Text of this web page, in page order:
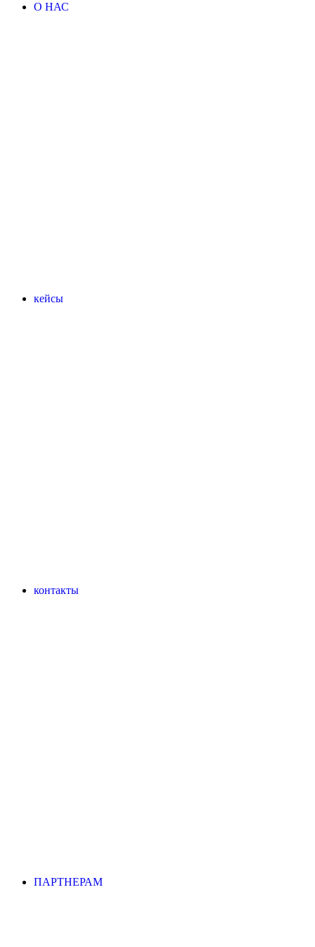
О НАС
кейсы
контакты
ПАРТНЕРАМ